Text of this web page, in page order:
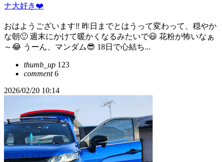
ナ大好き❤️
おはようございます‼️ 昨日までとはうって変わって、穏やか
な朝🙂 週末にかけて暖かくなるみたいで😃 花粉が怖いなぁ
～😂 うーん、マンダム😎 18日で心結ち...
thumb_up 123
comment6
2026/02/20 10:14